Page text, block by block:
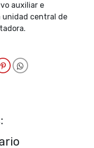
auxiliar e
unidad central de